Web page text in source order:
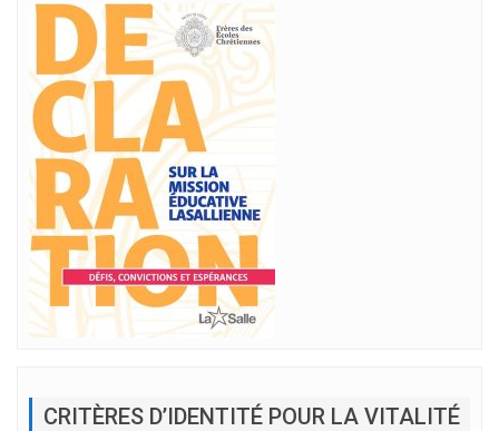
CRITÈRES D’IDENTITÉ POUR LA VITALITÉ